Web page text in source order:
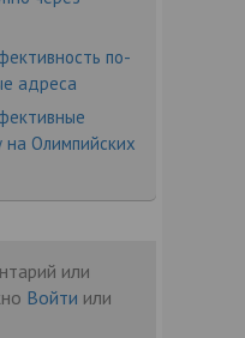
по-
адреса
Олимпийских
или
Войти или